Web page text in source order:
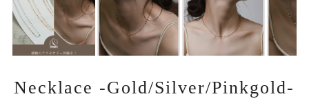
Necklace -Gold/Silver/Pinkgold-